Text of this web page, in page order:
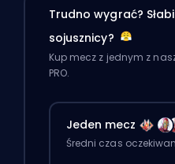
Trudno wygrać? Słabi
sojusznicy?
Kup mecz z jednym z
PRO.
Jeden mecz
Średni czas